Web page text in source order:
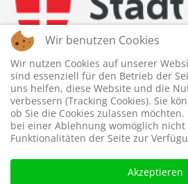
Wir benutzen Cookies
Wir nutzen Cookies auf unserer
sind essenziell für den Betrieb der
uns helfen, diese Website und die
verbessern (Tracking Cookies). Sie
ob Sie die Cookies zulassen
bei einer Ablehnung womöglich nicht
Funktionalitäten der Seite zur
Akzeptieren